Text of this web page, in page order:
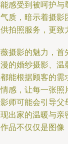
感受到被呵护与
质，暗示着摄影
拍照服务，更致
摄影的魅力，首
的婚纱摄影、温
能根据顾客的需
感，让每一张照
师可能会引导父
出家的温暖与亲
品不仅仅是图像